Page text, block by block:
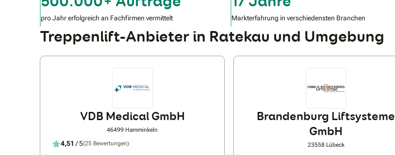
pro Jahr erfolgreich an Fachfirmen vermittelt Markterfahrung in verschiedensten Branchen
Treppenlift-Anbieter in Ratekau und Umgebung
VDB Medical GmbH
46499 Hamminkeln
4,51 / 5(25 Bewertungen)
Brandenburg Liftsysteme
GmbH
23558 Lübeck